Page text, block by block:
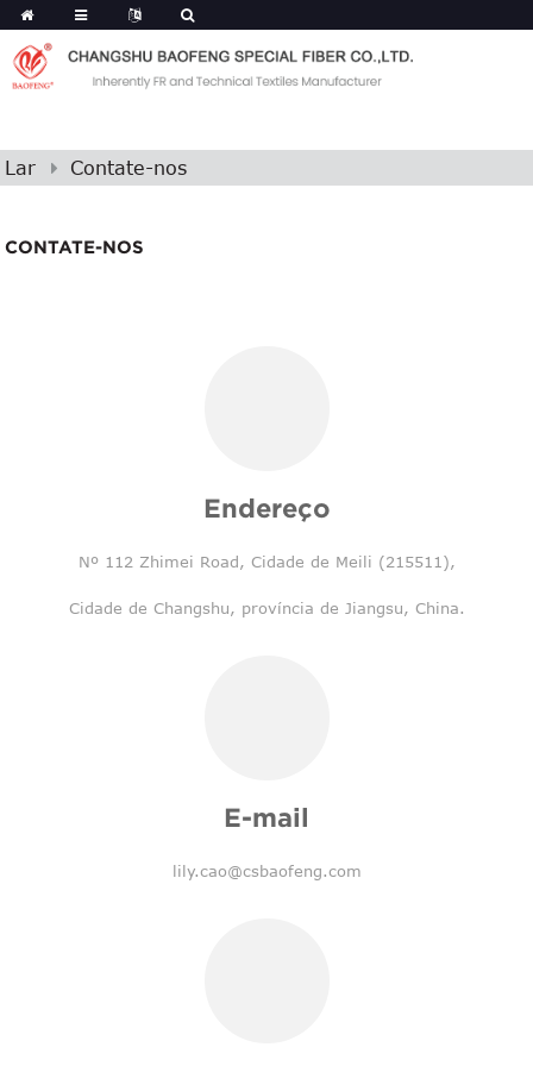
Lar Contate-nos
CONTATE-NOS
Endereço
Nº 112 Zhimei Road, Cidade de Meili (215511),
Cidade de Changshu, província de Jiangsu, China.
E-mail
lily.cao@csbaofeng.com